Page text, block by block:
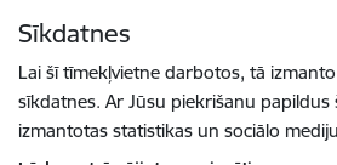
Sīkdatnes
Lai šī tīmekļvietne darbotos, tā
sīkdatnes. Ar Jūsu piekrišanu papildus
izmantotas statistikas un sociālo